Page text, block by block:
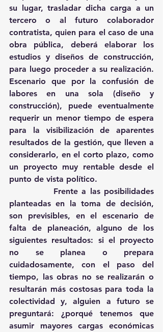
su lugar, trasladar dicha carga a un
tercero o al futuro colaborador
contratista, quien para el caso de una
obra pública, deberá elaborar los
estudios y diseños de construcción,
para luego proceder a su realización.
Escenario que por la confusión de
labores en una sola (diseño y
construcción), puede eventualmente
requerir un menor tiempo de espera
para la visibilización de aparentes
resultados de la gestión, que lleven a
considerarlo, en el corto plazo, como
un proyecto muy rentable desde el
punto de vista político.
planteadas en la toma de decisión,
son previsibles, en el escenario de
falta de planeación, alguno de los
siguientes resultados: si el proyecto
no se planea o prepara
cuidadosamente, con el paso del
tiempo, las obras no se realizarán o
resultarán más costosas para toda la
colectividad y, alguien a futuro se
preguntará: ¿porqué tenemos que
asumir mayores cargas económicas